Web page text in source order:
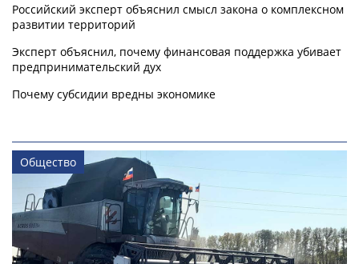
Российский эксперт объяснил смысл закона о комплексном
развитии территорий
Эксперт объяснил, почему финансовая поддержка убивает
предпринимательский дух
Почему субсидии вредны экономике
Общество